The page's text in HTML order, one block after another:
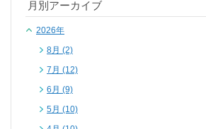
月別アーカイブ
2026年
8月 (2)
7月 (12)
6月 (9)
5月 (10)